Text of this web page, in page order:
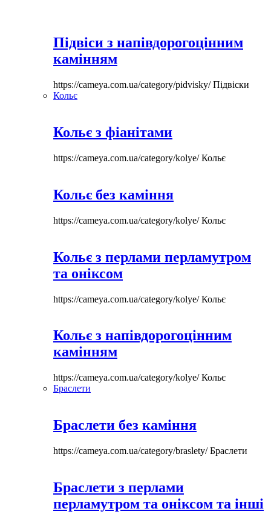
Підвіси з напівдорогоцінним
камінням
https://cameya.com.ua/category/pidvisky/Підвіски
Кольє
Кольє з фіанітами
https://cameya.com.ua/category/kolye/Кольє
Кольє без каміння
https://cameya.com.ua/category/kolye/Кольє
Кольє з перлами перламутром
та оніксом
https://cameya.com.ua/category/kolye/Кольє
Кольє з напівдорогоцінним
камінням
https://cameya.com.ua/category/kolye/Кольє
Браслети
Браслети без каміння
https://cameya.com.ua/category/braslety/Браслети
Браслети з перлами
перламутром та оніксом та інші